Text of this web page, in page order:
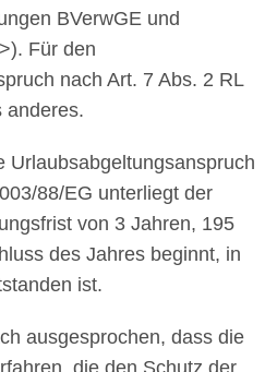
BVerwGE und
Für den
nach Art. 7 Abs. 2 RL
anderes.
Urlaubsabgeltungsanspruch
88/EG unterliegt der
von 3 Jahren, 195
des Jahres beginnt, in
ist.
ausgesprochen, dass die
die den Schutz der